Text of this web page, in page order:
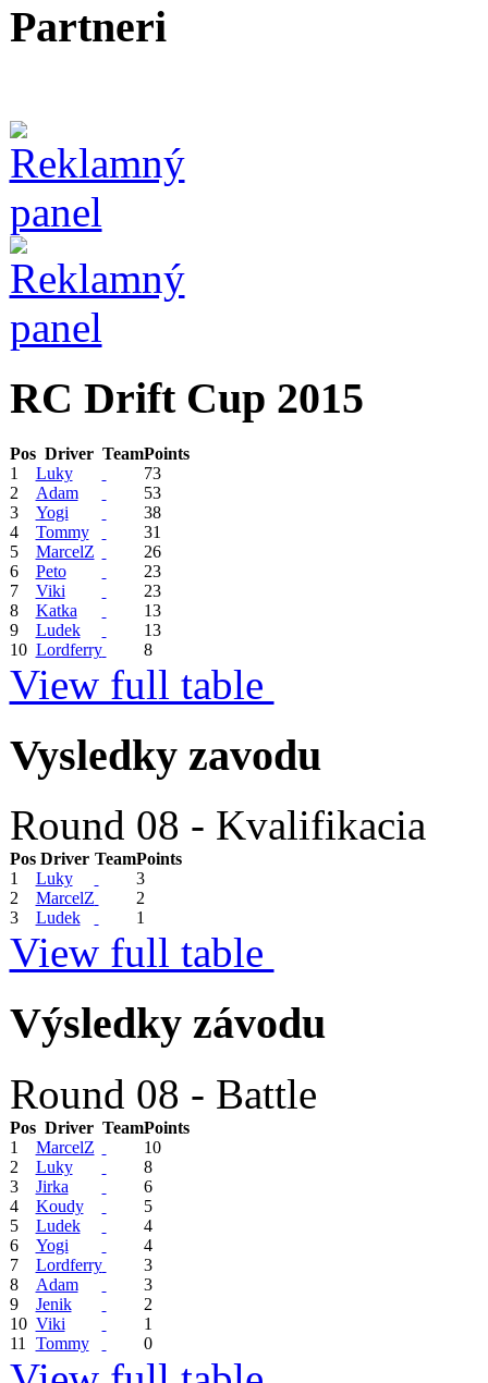
Partneri
RC Drift Cup 2015
Pos Driver TeamPoints
1
Luky
73
2
Adam
53
3
Yogi
38
4
Tommy
31
5
MarcelZ
26
6
Peto
23
7
Viki
23
8
Katka
13
9
Ludek
13
10 Lordferry 8
View full table
Vysledky zavodu
Round 08 - Kvalifikacia
Pos Driver TeamPoints
1
Luky
3
2
MarcelZ
2
3
Ludek 1
View full table
Výsledky závodu
Round 08 - Battle
Pos Driver TeamPoints
1
MarcelZ
10
2
Luky
8
3
Jirka
6
4
Koudy
5
5
Ludek
4
6
Yogi
4
7
Lordferry
3
8
Adam
3
9
Jenik
2
10 Viki
1
11
Tommy 0